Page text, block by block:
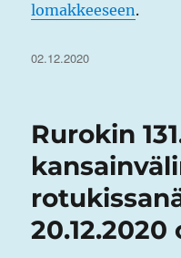
lomakkeeseen.
Julkaistu
02.12.2020
Rurokin